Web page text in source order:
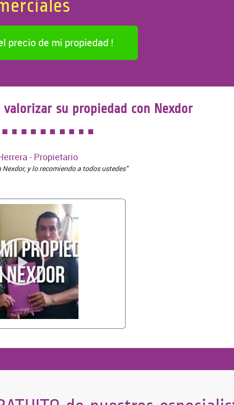
precio de mi propiedad !
su propiedad con Nexdor
- Propietario
y lo recomiendo a todos ustedes"